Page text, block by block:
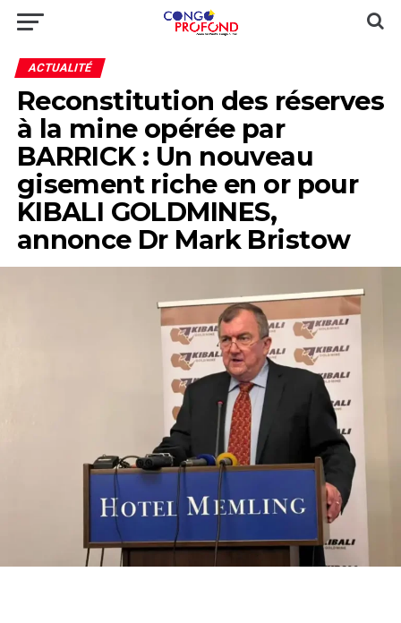
ACTUALITÉ
Reconstitution des réserves
à la mine opérée par
BARRICK : Un nouveau
gisement riche en or pour
KIBALI GOLDMINES,
annonce Dr Mark Bristow